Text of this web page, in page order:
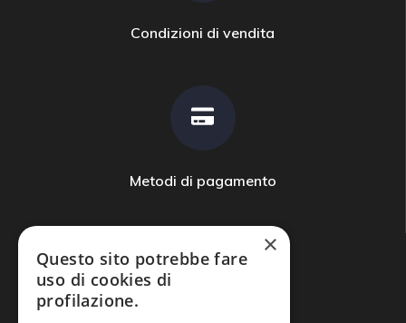
Condizioni di vendita
Metodi di pagamento
×
Questo sito potrebbe fare
uso di cookies di
profilazione.